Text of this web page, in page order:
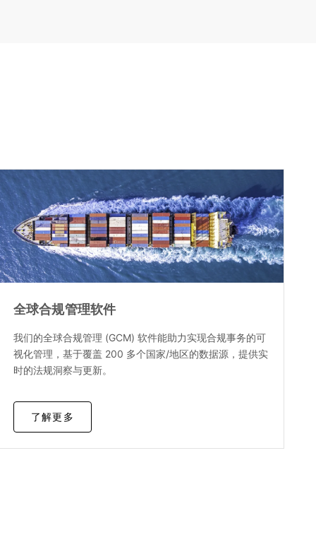
全球合规管理软件
我们的全球合规管理 (GCM) 软件能助力实现合规事务的可
视化管理，基于覆盖 200 多个国家/地区的数据源，提供实
时的法规洞察与更新。
了解更多